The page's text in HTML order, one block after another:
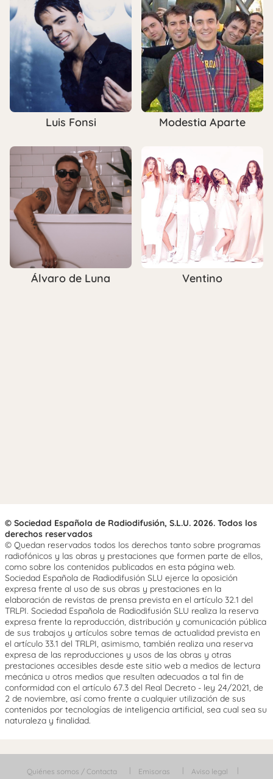
Luis Fonsi Modestia Aparte
Álvaro de Luna Ventino
© Sociedad Española de Radiodifusión, S.L.U. 2026. Todos los
derechos reservados
© Quedan reservados todos los derechos tanto sobre programas
radiofónicos y las obras y prestaciones que formen parte de ellos,
como sobre los contenidos publicados en esta página web.
Sociedad Española de Radiodifusión SLU ejerce la oposición
expresa frente al uso de sus obras y prestaciones en la
elaboración de revistas de prensa prevista en el artículo 32.1 del
TRLPI. Sociedad Española de Radiodifusión SLU realiza la reserva
expresa frente la reproducción, distribución y comunicación pública
de sus trabajos y artículos sobre temas de actualidad prevista en
el artículo 33.1 del TRLPI, asimismo, también realiza una reserva
expresa de las reproducciones y usos de las obras y otras
prestaciones accesibles desde este sitio web a medios de lectura
mecánica u otros medios que resulten adecuados a tal fin de
conformidad con el artículo 67.3 del Real Decreto - ley 24/2021, de
2 de noviembre, así como frente a cualquier utilización de sus
contenidos por tecnologías de inteligencia artificial, sea cual sea su
naturaleza y finalidad.
Quiénes somos / Contacta Emisoras Aviso legal